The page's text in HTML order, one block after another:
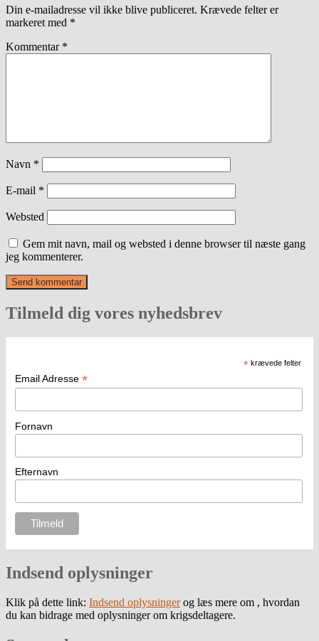
Din e-mailadresse vil ikke blive publiceret. Krævede felter er
markeret med *
Kommentar *
Navn *
E-mail *
Websted
Gem mit navn, mail og websted i denne browser til næste gang
jeg kommenterer.
Tilmeld dig vores nyhedsbrev
* krævede felter
Email Adresse *
Fornavn
Efternavn
Indsend oplysninger
Klik på dette link: Indsend oplysningerog læs mere om , hvordan
du kan bidrage med oplysninger om krigsdeltagere.